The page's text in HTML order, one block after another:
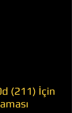
(211) İçin